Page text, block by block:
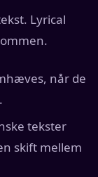
Lyrical
når de
tekster
skift mellem